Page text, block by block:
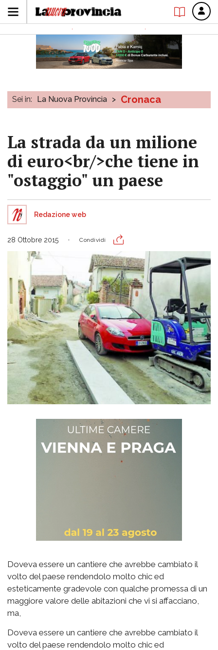
Sei in: La Nuova Provincia > Cronaca
La strada da un milione
di euro<br/>che tiene in
"ostaggio" un paese
Redazione web
28 Ottobre 2015 Condividi
Doveva essere un cantiere che avrebbe cambiato il
volto del paese rendendolo molto chic ed
esteticamente gradevole con qualche promessa di un
maggiore valore delle abitazioni che vi si affacciano,
ma,
Doveva essere un cantiere che avrebbe cambiato il
volto del paese rendendolo molto chic ed